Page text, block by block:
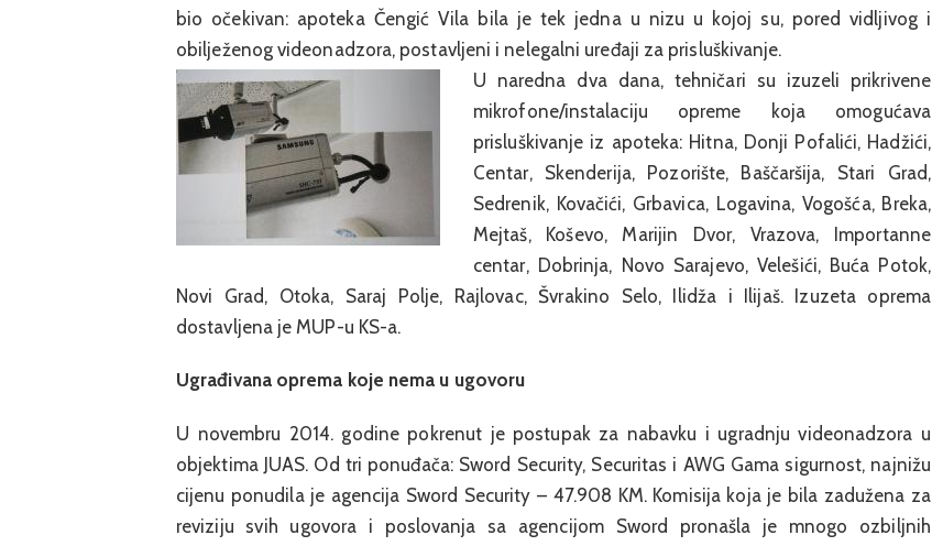
bio očekivan: apoteka Čengić Vila bila je tek jedna u nizu u kojoj su, pored vidljivog i
obilježenog videonadzora, postavljeni i nelegalni uređaji za prisluškivanje.
U naredna dva dana, tehničari su izuzeli prikrivene
mikrofone/instalaciju opreme koja omogućava
prisluškivanje iz apoteka: Hitna, Donji Pofalići, Hadžići,
Centar, Skenderija, Pozorište, Baščaršija, Stari Grad,
Sedrenik, Kovačići, Grbavica, Logavina, Vogošća, Breka,
Mejtaš, Koševo, Marijin Dvor, Vrazova, Importanne
centar, Dobrinja, Novo Sarajevo, Velešići, Buća Potok,
Novi Grad, Otoka, Saraj Polje, Rajlovac, Švrakino Selo, Ilidža i Ilijaš. Izuzeta oprema
dostavljena je MUP-u KS-a.
Ugrađivana oprema koje nema u ugovoru
U novembru 2014. godine pokrenut je postupak za nabavku i ugradnju videonadzora u
objektima JUAS. Od tri ponuđača: Sword Security, Securitas i AWG Gama sigurnost, najnižu
cijenu ponudila je agencija Sword Security – 47.908 KM. Komisija koja je bila zadužena za
reviziju svih ugovora i poslovanja sa agencijom Sword pronašla je mnogo ozbiljnih